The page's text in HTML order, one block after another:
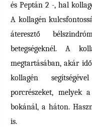
és Peptán 2 -, hal
A kollagén
áteresztő
betegségeknél. A
megtartásában, akár
kollagén
porcrészeket, melyek
bokánál, a háton.
is.